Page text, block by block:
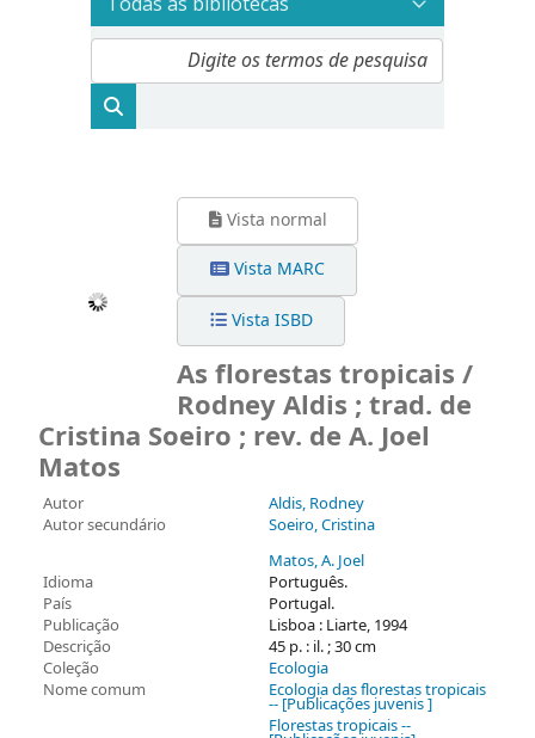
Vista normal
Vista MARC
Vista ISBD
As florestas tropicais /
Rodney Aldis ; trad. de
Cristina Soeiro ; rev. de A. Joel
Matos
Autor
Aldis, Rodney
Autor secundário
Soeiro, Cristina
Matos, A. Joel
Idioma
Português.
País
Portugal.
Publicação
Lisboa : Liarte, 1994
Descrição
45 p. : il. ; 30 cm
Coleção
Ecologia
Nome comum
Ecologia das florestas tropicais
-- [Publicações juvenis ]
Florestas tropicais --